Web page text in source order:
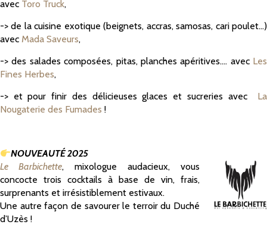
avec Toro Truck,
-> de la cuisine exotique (beignets, accras, samosas, cari poulet…)
avec Mada Saveurs,
-> des salades composées, pitas, planches apéritives…. avec Les
Fines Herbes,
-> et pour finir des délicieuses glaces et sucreries avec La
Nougaterie des Fumades !
NOUVEAUTÉ 2025
Le Barbichette, mixologue audacieux, vous
concocte trois cocktails à base de vin, frais,
surprenants et irrésistiblement estivaux.
Une autre façon de savourer le terroir du Duché
d’Uzès !